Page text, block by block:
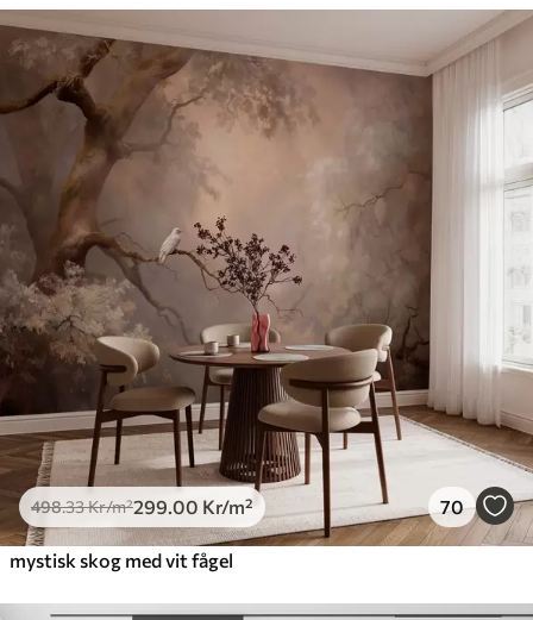
498.33Kr/m²299 .00 Kr/m² 70
mystisk skog med vit fågel